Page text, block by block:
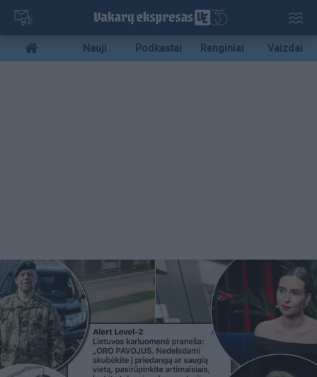
Pereiti
pagrindinį
turinį
Mobile
menu
Nauji Podkastai Renginiai Vaizdai